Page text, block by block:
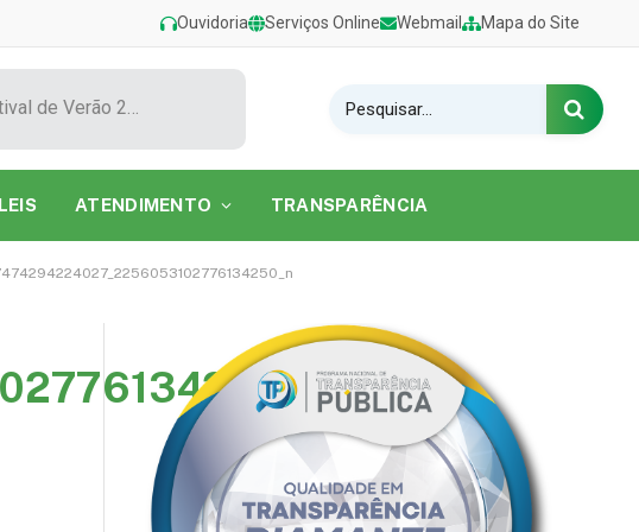
Ouvidoria Serviços Online Webmail Mapa do Site
Show de Tarcísio do Acordeon encerra o Festival de Verão 2026 na Praia do Caripi
LEIS ATENDIMENTO TRANSPARÊNCIA